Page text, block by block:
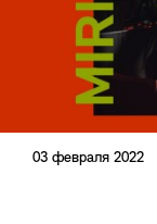
03 февраля 2022